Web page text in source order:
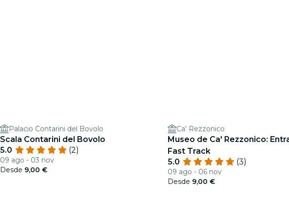
Palacio Contarini del Bovolo
Scala Contarini del Bovolo
5.0
(2)
09 ago - 03 nov
Desde 9,00 €
Ca' Rezzonico
Museo de Ca' Rezzonico:
Fast Track
5.0
(3)
09 ago - 06 nov
Desde 9,00 €